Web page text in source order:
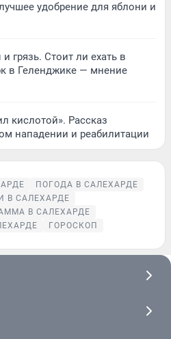
удобрение для яблони и
грязь. Стоит ли ехать в
в Геленджике — мнение
кислотой». Рассказ
нападении и реабилитации
ПОГОДА В САЛЕХАРДЕ
В САЛЕХАРДЕ
В САЛЕХАРДЕ
ГОРОСКОП